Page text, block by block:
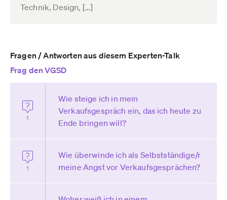
Technik, Design, […]
Fragen / Antworten aus diesem Experten-Talk
Frag den VGSD
1
Wie steige ich in mein
Verkaufsgespräch ein, das ich heute zu
Ende bringen will?
1
Wie überwinde ich als Selbstständige/r
meine Angst vor Verkaufsgesprächen?